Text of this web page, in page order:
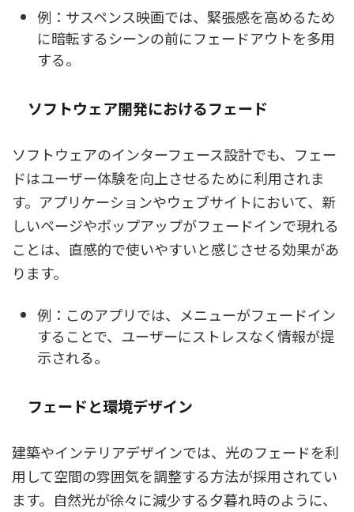
例：サスペンス映画では、緊張感を高めるため
に暗転するシーンの前にフェードアウトを多用
する。
ソフトウェア開発におけるフェード
ソフトウェアのインターフェース設計でも、フェー
ドはユーザー体験を向上させるために利用されま
す。アプリケーションやウェブサイトにおいて、新
しいページやポップアップがフェードインで現れる
ことは、直感的で使いやすいと感じさせる効果があ
ります。
例：このアプリでは、メニューがフェードイン
することで、ユーザーにストレスなく情報が提
示される。
フェードと環境デザイン
建築やインテリアデザインでは、光のフェードを利
用して空間の雰囲気を調整する方法が採用されてい
ます。自然光が徐々に減少する夕暮れ時のように、